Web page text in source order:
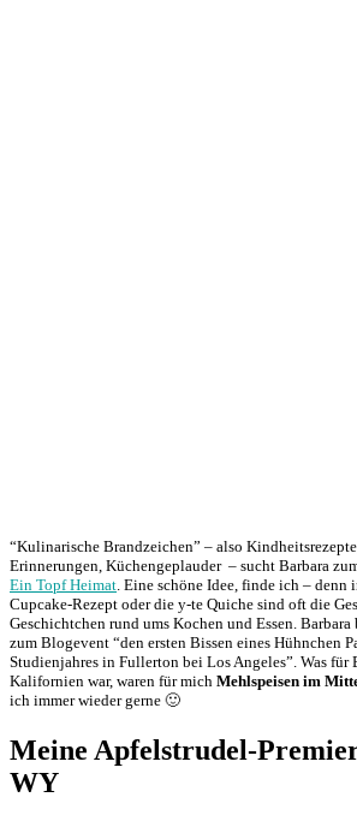
“Kulinarische Brandzeichen” – also
Erinnerungen, Küchengeplauder – sucht Barbara
Ein Topf Heimat . Eine schöne Idee, finde ich – denn
Cupcake-Rezept oder die y-te Quiche sind oft die
Geschichtchen rund ums Kochen und Essen.
zum Blogevent “den ersten Bissen eines Hühnchen
Studienjahres in Fullerton bei Los Angeles”. Was für
Kalifornien war, waren für mich Mehlspeisen im
ich immer wieder gerne 🙂
Meine Apfelstrudel-
WY